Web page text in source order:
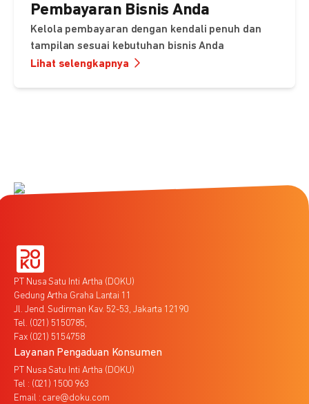
Pembayaran Bisnis Anda
Kelola pembayaran dengan kendali penuh dan
tampilan sesuai kebutuhan bisnis Anda
Lihat selengkapnya
PT Nusa Satu Inti Artha (DOKU)
Gedung Artha Graha Lantai 11
Jl. Jend. Sudirman Kav. 52-53, Jakarta 12190
Tel. (021) 5150785,
Fax (021) 5154758
Layanan Pengaduan Konsumen
PT Nusa Satu Inti Artha (DOKU)
Tel : (021) 1500 963
Email : care@doku.com